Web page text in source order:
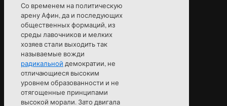
Со временем на политическую
арену Афин, да и последующих
общественных формаций, из
среды лавочников и мелких
хозяев стали выходить так
называемые вожди
радикальной демократии, не
отличающиеся высоким
уровнем образованности и не
отягощенные принципами
высокой морали. Зато двигала